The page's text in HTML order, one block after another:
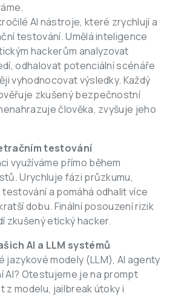
AI nástroje, které zrychlují a
testování. Umělá inteligence
hackerům analyzovat
odhalovat potenciální scénáře
vyhodnocovat výsledky. Každý
zkušený bezpečnostní
člověka, zvyšuje jeho
testování
využíváme přímo během
Urychluje fázi průzkumu,
a pomáhá odhalit více
dobu. Finální posouzení rizik
zkušený etický hacker.
AI a LLM systémů
jazykové modely (LLM), AI agenty
AI? Otestujeme je na prompt
z modelu, jailbreak útoky i